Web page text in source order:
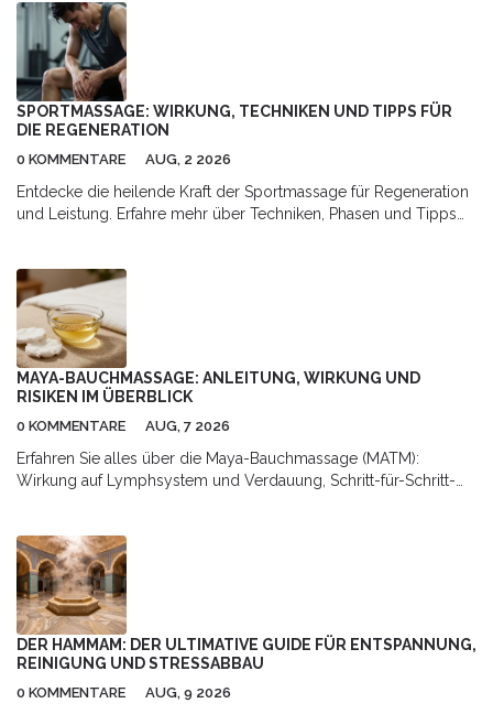
SPORTMASSAGE: WIRKUNG, TECHNIKEN UND TIPPS FÜR
DIE REGENERATION
0 KOMMENTARE AUG, 2 2026
Entdecke die heilende Kraft der Sportmassage für Regeneration
und Leistung. Erfahre mehr über Techniken, Phasen und Tipps
MAYA-BAUCHMASSAGE: ANLEITUNG, WIRKUNG UND
RISIKEN IM ÜBERBLICK
0 KOMMENTARE AUG, 7 2026
Erfahren Sie alles über die Maya-Bauchmassage (MATM):
Wirkung auf Lymphsystem und Verdauung, Schritt-für-Schritt-
DER HAMMAM: DER ULTIMATIVE GUIDE FÜR ENTSPANNUNG,
REINIGUNG UND STRESSABBAU
0 KOMMENTARE AUG, 9 2026